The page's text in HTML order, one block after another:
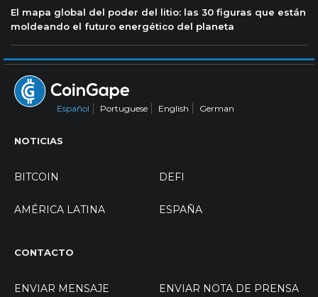
El mapa global del poder del litio: las 30 figuras que están
moldeando el futuro energético del planeta
Español Portuguese English German
NOTICIAS
BITCOIN DEFI
AMÉRICA LATINA ESPAÑA
CONTACTO
ENVIAR MENSAJE ENVIAR NOTA DE PRENSA